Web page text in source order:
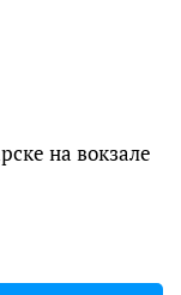
на вокзале